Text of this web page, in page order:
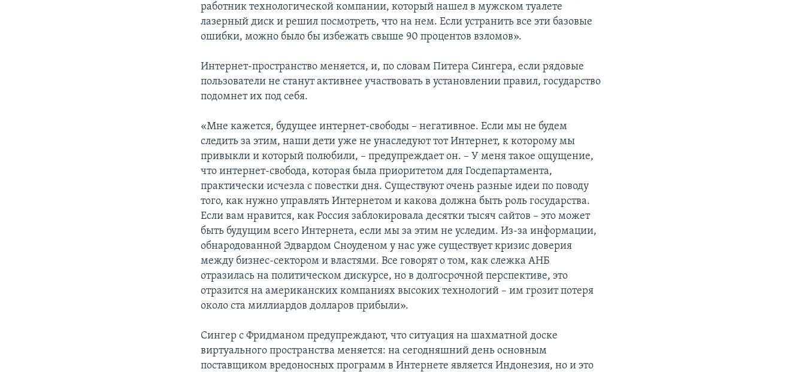
работник технологической компании, который нашел в мужском туалете
лазерный диск и решил посмотреть, что на нем. Если устранить все эти базовые
ошибки, можно было бы избежать свыше 90 процентов взломов».
Интернет-пространство меняется, и, по словам Питера Сингера, если рядовые
пользователи не станут активнее участвовать в установлении правил, государство
подомнет их под себя.
«Мне кажется, будущее интернет-свободы – негативное. Если мы не будем
следить за этим, наши дети уже не унаследуют тот Интернет, к которому мы
привыкли и который полюбили, – предупреждает он. – У меня такое ощущение,
что интернет-свобода, которая была приоритетом для Госдепартамента,
практически исчезла с повестки дня. Существуют очень разные идеи по поводу
того, как нужно управлять Интернетом и какова должна быть роль государства.
Если вам нравится, как Россия заблокировала десятки тысяч сайтов – это может
быть будущим всего Интернета, если мы за этим не уследим. Из-за информации,
обнародованной Эдвардом Сноуденом у нас уже существует кризис доверия
между бизнес-сектором и властями. Все говорят о том, как слежка АНБ
отразилась на политическом дискурсе, но в долгосрочной перспективе, это
отразится на американских компаниях высоких технологий – им грозит потеря
около ста миллиардов долларов прибыли».
Сингер с Фридманом предупреждают, что ситуация на шахматной доске
виртуального пространства меняется: на сегодняшний день основным
поставщиком вредоносных программ в Интернете является Индонезия, но и это